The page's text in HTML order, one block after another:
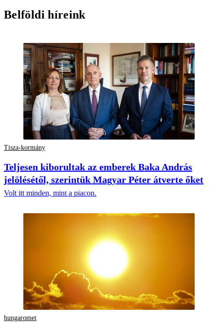
Belföldi híreink
Tisza-kormány
Teljesen kiborultak az emberek Baka András
jelölésétől, szerintük Magyar Péter átverte őket
Volt itt minden, mint a piacon.
hungaromet